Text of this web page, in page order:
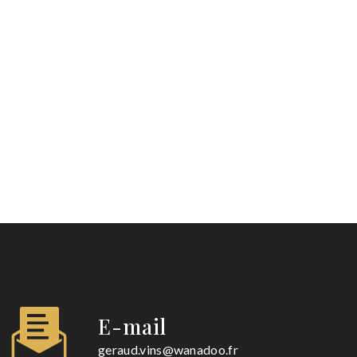
E-mail
geraud.vins@wanadoo.fr